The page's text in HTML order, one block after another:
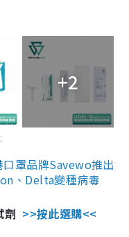
+2
罩品牌Savewo推出
、Delta變種病毒
劑 >>按此選購<<